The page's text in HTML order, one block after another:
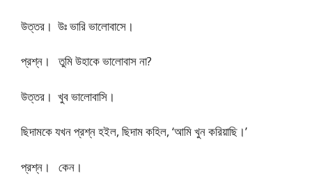
উত্তর। উঃ ভারি ভালোবাসে।
প্রশ্ন। তুমি উহাকে ভালোবাস না?
উত্তর। খুব ভালোবাসি।
ছিদামকে যখন প্রশ্ন হইল, ছিদাম কহিল, ‘আমি খুন করিয়াছি।’
প্রশ্ন। কেন।